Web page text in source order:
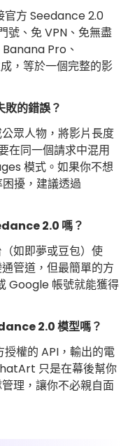
官方 Seedance 2.0
號、免 VPN、免無盡
Pro、
，等於一個完整的影
的錯誤？
眾人物，將影片長度
在同一個請求中混用
模式。如果你不想
擾，建議透過
2.0 嗎？
如即夢或豆包）使
管道，但最簡單的方
Google 帳號就能獲得
2.0 模型嗎？
權的 API，輸出的電
只是在幕後幫你
理，讓你不必親自面